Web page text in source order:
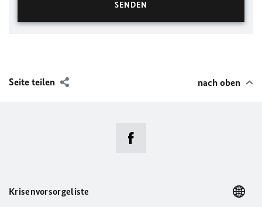
Seite teilen nach oben
Krisenvorsorgeliste